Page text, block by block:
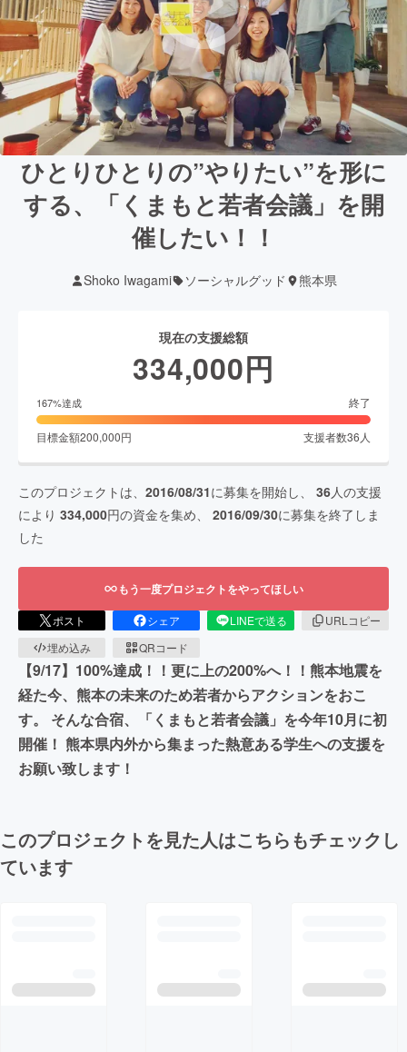
ひとりひとりの”やりたい”を形に
する、「くまもと若者会議」を開
催したい！！
Shoko Iwagami ソーシャルグッド 熊本県
現在の支援総額
334,000円
167%達成 終了
目標金額200,000円 支援者数36 人
このプロジェクトは、 2016/08/31に募集を開始し、 36人の支援
により 334,000円の資金を集め、 2016/09/30に募集を終了しま
した
もう一度プロジェクトをやってほしい
ポスト シェア LINEで送る
URLコピー
埋め込み
QRコード
【9/17】100%達成！！更に上の200%へ！！熊本地震を
経た今、熊本の未来のため若者からアクションをおこ
す。 そんな合宿、「くまもと若者会議」を今年10月に初
開催！ 熊本県内外から集まった熱意ある学生への支援を
お願い致します！
このプロジェクトを見た人はこちらもチェックし
ています